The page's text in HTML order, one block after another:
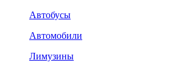
Автобусы
Автомобили
Лимузины